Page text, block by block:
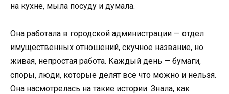
на кухне, мыла посуду и думала.
Она работала в городской администрации — отдел
имущественных отношений, скучное название, но
живая, непростая работа. Каждый день — бумаги,
споры, люди, которые делят всё что можно и нельзя.
Она насмотрелась на такие истории. Знала, как